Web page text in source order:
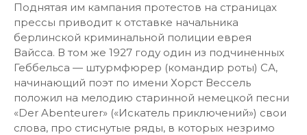
Поднятая им кампания протестов на страницах
прессы приводит к отставке начальника
берлинской криминальной полиции еврея
Вайсса. В том же 1927 году один из подчиненных
Геббельса — штурмфюрер (командир роты) СА,
начинающий поэт по имени Хорст Вессель
положил на мелодию старинной немецкой песни
«Der Abenteurer» («Искатель приключений») свои
слова, про стиснутые ряды, в которых незримо